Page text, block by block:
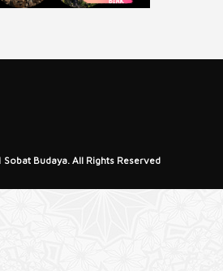
Budaya. All Rights Reserved